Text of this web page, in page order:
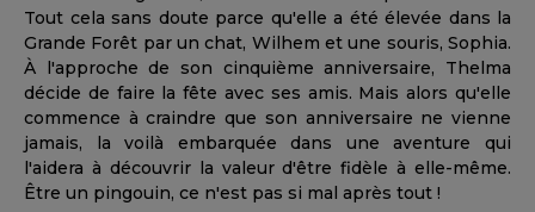
Tout cela sans doute parce qu'elle a été élevée dans la
Grande Forêt par un chat, Wilhem et une souris, Sophia.
À l'approche de son cinquième anniversaire, Thelma
décide de faire la fête avec ses amis. Mais alors qu'elle
commence à craindre que son anniversaire ne vienne
jamais, la voilà embarquée dans une aventure qui
l'aidera à découvrir la valeur d'être fidèle à elle-même.
Être un pingouin, ce n'est pas si mal après tout !